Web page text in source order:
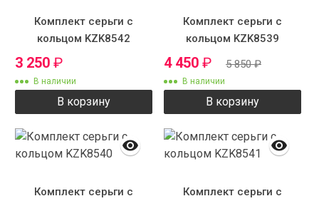
Комплект серьги с
кольцом KZK8542
3 250 ₽
В наличии
В корзину
Комплект серьги с
кольцом KZK8539
4 450 ₽ 5 850₽
В наличии
В корзину
Комплект серьги с
Комплект серьги с